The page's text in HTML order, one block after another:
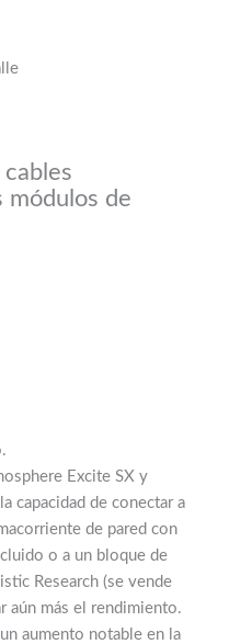
módulos de
Excite SX y
capacidad de conectar a
de pared con
o a un bloque de
Research (se vende
aún más el rendimiento.
aumento notable en la